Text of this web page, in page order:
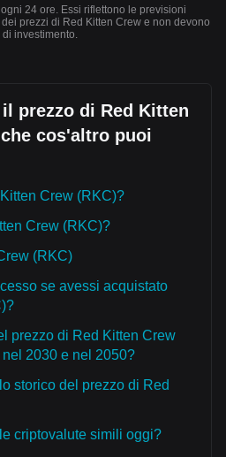
24 ore. Essi riflettono le previsioni
prezzi di Red Kitten Crew e non devono
investimento.
prezzo di Red Kitten
cos'altro puoi
Crew (RKC)?
Crew (RKC)?
(RKC)
se avessi acquistato
prezzo di Red Kitten Crew
2030 e nel 2050?
storico del prezzo di Red
criptovalute simili oggi?